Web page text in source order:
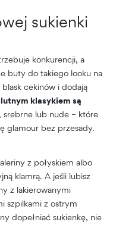
sukienki
konkurencji, a
buty do takiego looku na
cekinów i dodają
klasykiem są
srebrne lub nude – które
glamour bez przesady.
z połyskiem albo
klamrą. A jeśli lubisz
z lakierowanymi
szpilkami z ostrym
dopełniać sukienkę, nie